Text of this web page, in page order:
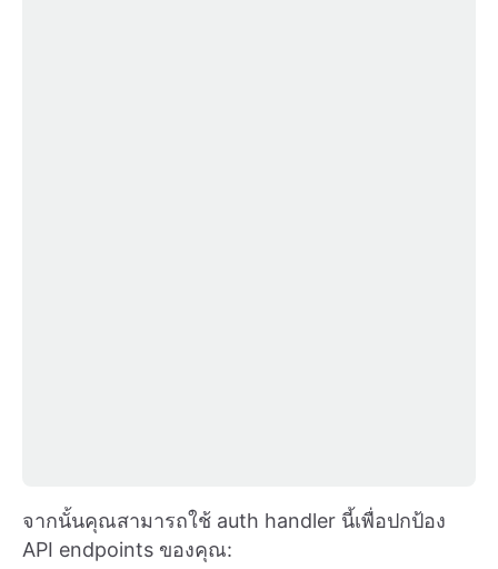
จากนั้นคุณสามารถใช้ auth handler นี้เพื่อปกป้อง
API endpoints ของคุณ: